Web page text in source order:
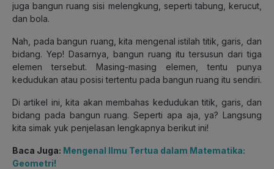
juga bangun ruang sisi melengkung, seperti tabung, kerucut,
dan bola.
Nah, pada bangun ruang, kita mengenal istilah titik, garis, dan
bidang. Yep! Dasarnya, bangun ruang itu tersusun dari tiga
elemen tersebut. Masing-masing elemen, tentu punya
kedudukan atau posisi tertentu pada bangun ruang itu sendiri.
Di artikel ini, kita akan membahas kedudukan titik, garis, dan
bidang pada bangun ruang. Seperti apa aja, ya? Langsung
kita simak yuk penjelasan lengkapnya berikut ini!
Baca Juga: Mengenal Ilmu Tertua dalam Matematika:
Geometri!